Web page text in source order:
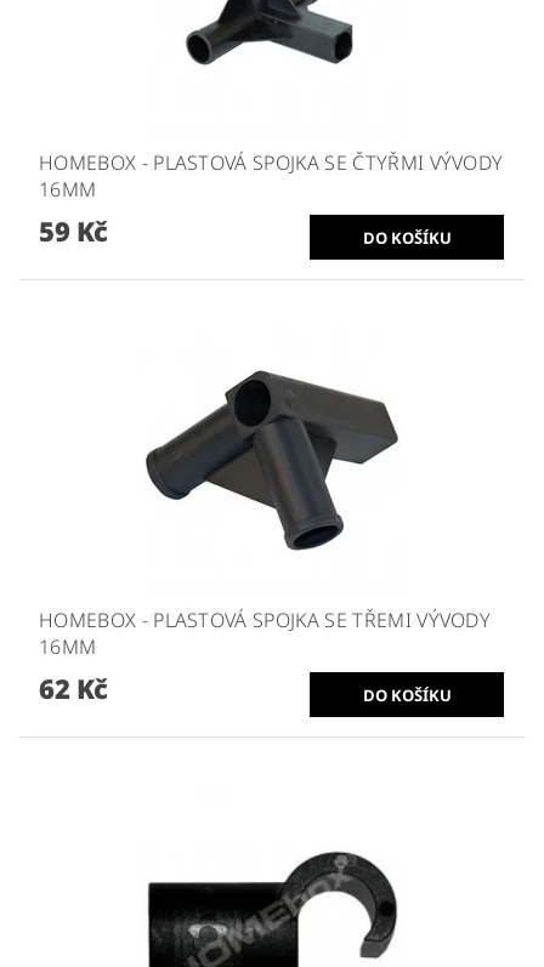
HOMEBOX - PLASTOVÁ SPOJKA SE ČTYŘMI VÝVODY
16MM
59 Kč
HOMEBOX - PLASTOVÁ SPOJKA SE TŘEMI VÝVODY
16MM
62 Kč